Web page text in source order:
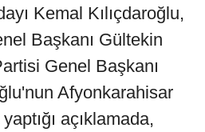
Kemal Kılıçdaroğlu,
Başkanı Gültekin
Genel Başkanı
Afyonkarahisar
açıklamada,